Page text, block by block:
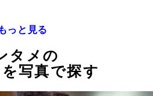
っと見る
タメの
写真で探す